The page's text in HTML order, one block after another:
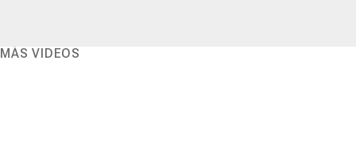
MÁS VIDEOS